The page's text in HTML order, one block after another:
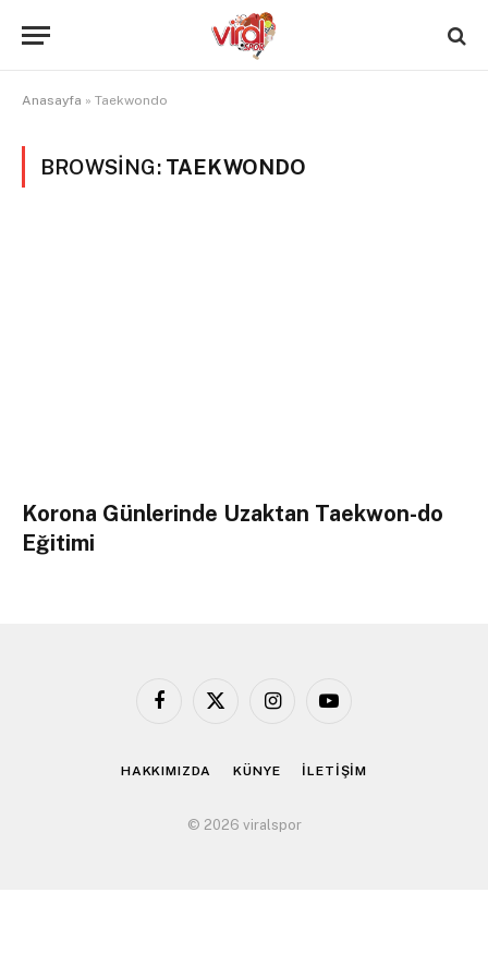
Anasayfa » Taekwondo
BROWSING: TAEKWONDO
Korona Günlerinde Uzaktan Taekwon-do
Eğitimi
Facebook
X
InstagramYouTube
HAKKIMIZDA KÜNYE İLETİŞİM
© 2026 viralspor